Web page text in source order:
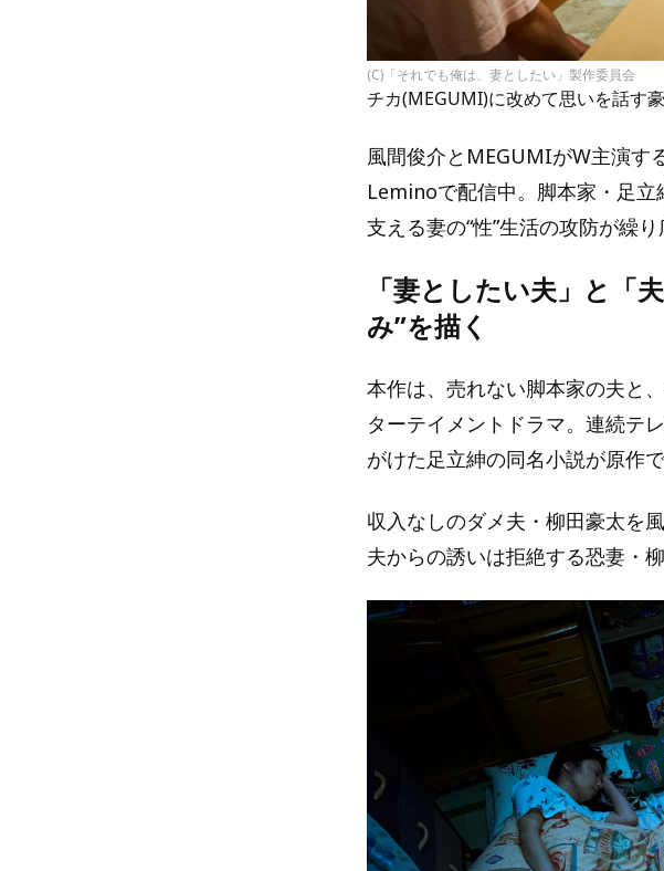
(C)「それでも俺は、妻としたい」製作委員会
チカ(MEGUMI)に改めて思いを話す
風間俊介とMEGUMIがW主演す
Leminoで配信中。脚本家・足
支える妻の“性”生活の攻防が繰
「妻としたい夫」と「
み”を描く
本作は、売れない脚本家の夫と
ターテイメントドラマ。連続テ
がけた足立紳の同名小説が原作
収入なしのダメ夫・柳田豪太を
夫からの誘いは拒絶する恐妻・